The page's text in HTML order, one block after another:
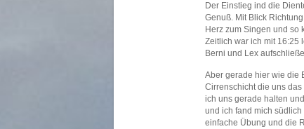
Der Einstieg ind die
Genuß. Mit Blick
Herz zum Singen und so
Zeitlich war ich mit 16:25
Berni und Lex
Aber gerade hier wie die
Cirrenschicht die uns
ich uns gerade halten
und ich fand mich
einfache Übung und die